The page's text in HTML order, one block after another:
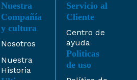
Nuestra
Compañía
y cultura
Nosotros
Nuestra
Historia
Servicio al
Cliente
Centro de
ayuda
Politicas
de uso